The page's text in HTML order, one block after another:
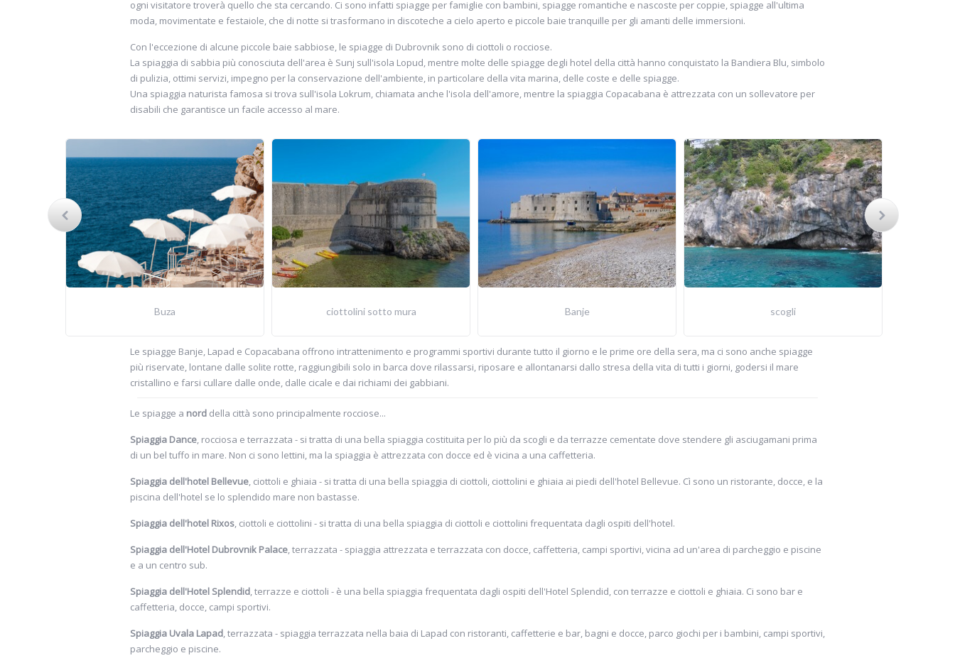
ogni visitatore troverà quello che sta cercando. Ci sono infatti spiagge per famiglie con bambini, spiagge romantiche e nascoste per coppie, spiagge all'ultima
moda, movimentate e festaiole, che di notte si trasformano in discoteche a cielo aperto e piccole baie tranquille per gli amanti delle immersioni.
Con l'eccezione di alcune piccole baie sabbiose, le spiagge di Dubrovnik sono di ciottoli o rocciose.
La spiaggia di sabbia più conosciuta dell'area è Sunj sull'isola Lopud, mentre molte delle spiagge degli hotel della città hanno conquistato la Bandiera Blu, simbolo
di pulizia, ottimi servizi, impegno per la conservazione dell'ambiente, in particolare della vita marina, delle coste e delle spiagge.
Una spiaggia naturista famosa si trova sull'isola Lokrum, chiamata anche l'isola dell'amore, mentre la spiaggia Copacabana è attrezzata con un sollevatore per
disabili che garantisce un facile accesso al mare.
Buza ciottolini sotto mura Banje scogli
Le spiagge Banje, Lapad e Copacabana offrono intrattenimento e programmi sportivi durante tutto il giorno e le prime ore della sera, ma ci sono anche spiagge
più riservate, lontane dalle solite rotte, raggiungibili solo in barca dove rilassarsi, riposare e allontanarsi dallo stresa della vita di tutti i giorni, godersi il mare
cristallino e farsi cullare dalle onde, dalle cicale e dai richiami dei gabbiani.
Le spiagge a norddella città sono principalmente rocciose...
Spiaggia Dance, rocciosa e terrazzata - si tratta di una bella spiaggia costituita per lo più da scogli e da terrazze cementate dove stendere gli asciugamani prima
di un bel tuffo in mare. Non ci sono lettini, ma la spiaggia è attrezzata con docce ed è vicina a una caffetteria.
Spiaggia dell'hotel Bellevue, ciottoli e ghiaia - si tratta di una bella spiaggia di ciottoli, ciottolini e ghiaia ai piedi dell'hotel Bellevue. Cì sono un ristorante, docce, e la
piscina dell'hotel se lo splendido mare non bastasse.
Spiaggia dell'hotel Rixos, ciottoli e ciottolini - si tratta di una bella spiaggia di ciottoli e ciottolini frequentata dagli ospiti dell'hotel.
Spiaggia dell'Hotel Dubrovnik Palace, terrazzata - spiaggia attrezzata e terrazzata con docce, caffetteria, campi sportivi, vicina ad un'area di parcheggio e piscine
e a un centro sub.
Spiaggia dell'Hotel Splendid, terrazze e ciottoli - è una bella spiaggia frequentata dagli ospiti dell'Hotel Splendid, con terrazze e ciottoli e ghiaia. Ci sono bar e
caffetteria, docce, campi sportivi.
Spiaggia Uvala Lapad, terrazzata - spiaggia terrazzata nella baia di Lapad con ristoranti, caffetterie e bar, bagni e docce, parco giochi per i bambini, campi sportivi,
parcheggio e piscine.